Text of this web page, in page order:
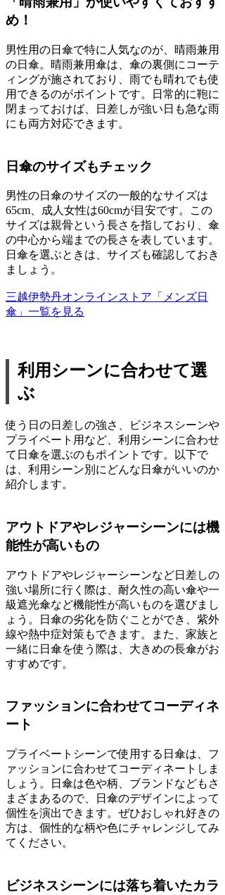
め！
男性用の日傘で特に人気なのが、晴雨兼用
の日傘。晴雨兼用傘は、傘の裏側にコーテ
ィングが施されており、雨でも晴れでも使
用できるのがポイントです。日常的に鞄に
閉まっておけば、日差しが強い日も急な雨
にも両方対応できます。
日傘のサイズもチェック
男性の日傘のサイズの一般的なサイズは
65cm、成人女性は60cmが目安です。この
サイズは親骨という長さを指しており、傘
の中心から端までの長さを表しています。
日傘を選ぶときは、サイズも確認しておき
ましょう。
三越伊勢丹オンラインストア「メンズ日
傘」一覧を見る
利用シーンに合わせて選
ぶ
使う日の日差しの強さ、ビジネスシーンや
プライベート用など、利用シーンに合わせ
て日傘を選ぶのもポイントです。以下で
は、利用シーン別にどんな日傘がいいのか
紹介します。
アウトドアやレジャーシーンには機
能性が高いもの
アウトドアやレジャーシーンなど日差しの
強い場所に行く際は、耐久性の高い傘や一
級遮光傘など機能性が高いものを選びまし
ょう。日傘の劣化を防ぐことができ、紫外
線や熱中症対策もできます。また、家族と
一緒に日傘を使う際は、大きめの長傘がお
すすめです。
ファッションに合わせてコーディネ
ート
プライベートシーンで使用する日傘は、フ
ァッションに合わせてコーディネートしま
しょう。日傘は色や柄、ブランドなどもさ
まざまあるので、日傘のデザインによって
個性を演出できます。ぜひおしゃれ好きの
方は、個性的な柄や色にチャレンジしてみ
てください。
ビジネスシーンには落ち着いたカラ